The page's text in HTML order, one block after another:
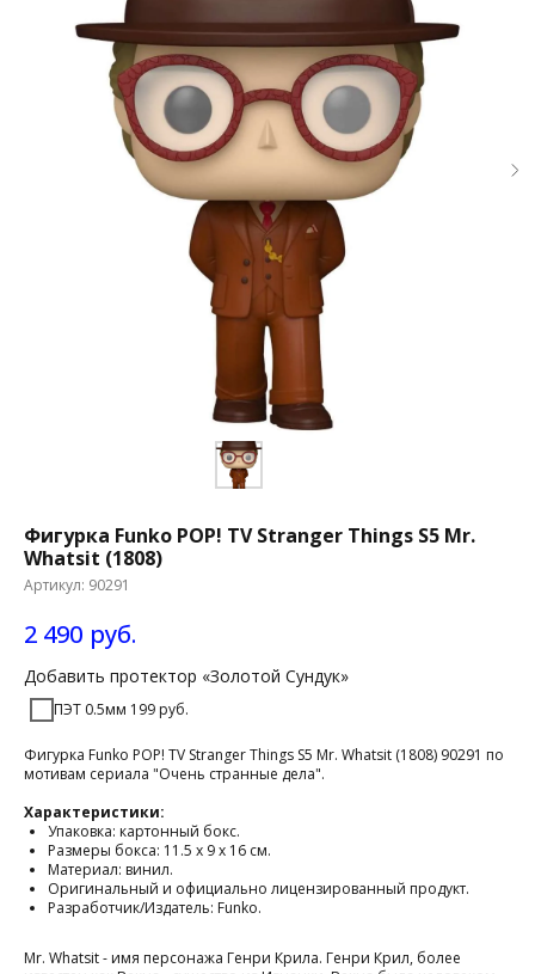
Фигурка Funko POP! TV Stranger Things S5 Mr.
Whatsit (1808)
Артикул: 90291
2 490 руб.
Добавить протектор «Золотой Сундук»
ПЭТ 0.5мм 199 руб.
Фигурка Funko POP! TV Stranger Things S5 Mr. Whatsit (1808) 90291 по
мотивам сериала "Очень странные дела".
Характеристики:
Упаковка: картонный бокс.
Размеры бокса: 11.5 х 9 х 16 см.
Материал: винил.
Оригинальный и официально лицензированный продукт.
Разработчик/Издатель: Funko.
Mr. Whatsit - имя персонажа Генри Крила. Генри Крил, более